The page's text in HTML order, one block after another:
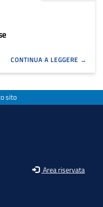
CONTINUA A LEGGERE
sito
Area riservata